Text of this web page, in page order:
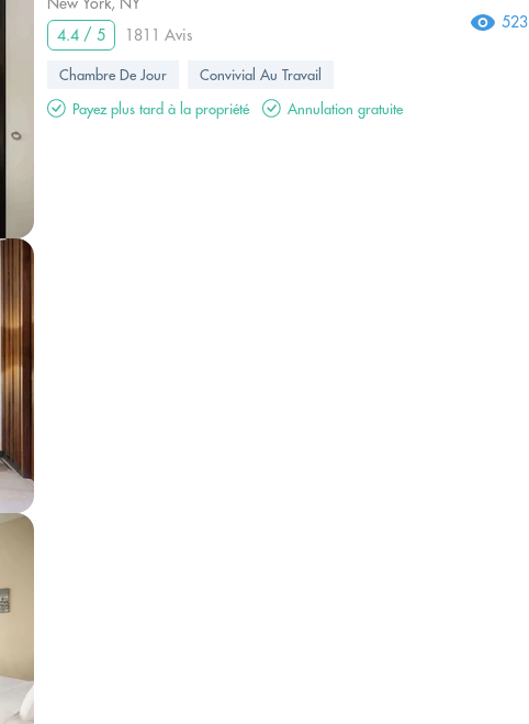
4.4 / 5
1811 Avis
523
Chambre De Jour
Convivial Au Travail
Payez plus tard à la propriété
Annulation gratuite